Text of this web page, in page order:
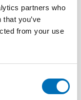
partners who
you’ve
from your use